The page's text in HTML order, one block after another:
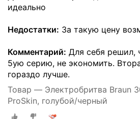
идеально
Недостатки: За такую цену
Комментарий: Для себя решил,
5ую серию, не экономить.
гораздо лучше.
Товар — Электробритва Braun
ProSkin, голубой/черный